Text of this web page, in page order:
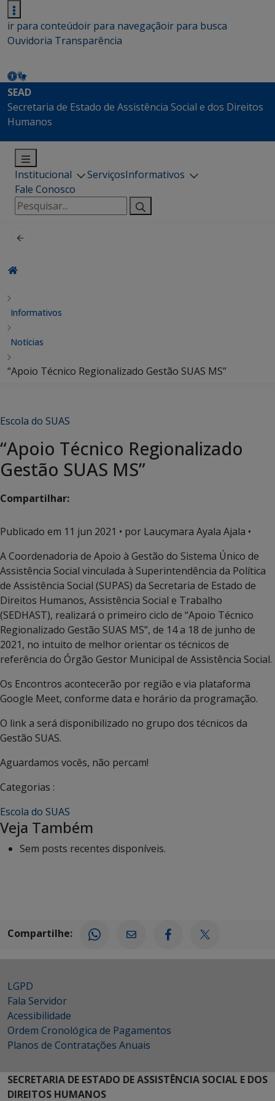
ir para conteúdoir para navegaçãoir para busca
Ouvidoria Transparência
SEAD
Secretaria de Estado de Assistência Social e dos Direitos
Humanos
Institucional ServiçosInformativos
Fale Conosco
Pesquisar
por:
Informativos
Notícias
“Apoio Técnico Regionalizado Gestão SUAS MS”
Escola do SUAS
“Apoio Técnico Regionalizado
Gestão SUAS MS”
Compartilhar:
Publicado em 11 jun 2021 • por Laucymara Ayala Ajala •
A Coordenadoria de Apoio à Gestão do Sistema Único de
Assistência Social vinculada à Superintendência da Política
de Assistência Social (SUPAS) da Secretaria de Estado de
Direitos Humanos, Assistência Social e Trabalho
(SEDHAST), realizará o primeiro ciclo de “Apoio Técnico
Regionalizado Gestão SUAS MS”, de 14 a 18 de junho de
2021, no intuito de melhor orientar os técnicos de
referência do Órgão Gestor Municipal de Assistência Social.
Os Encontros acontecerão por região e via plataforma
Google Meet, conforme data e horário da programação.
O link a será disponibilizado no grupo dos técnicos da
Gestão SUAS.
Aguardamos vocês, não percam!
Categorias :
Escola do SUAS
Veja Também
Sem posts recentes disponíveis.
Compartilhe:
LGPD
Fala Servidor
Acessibilidade
Ordem Cronológica de Pagamentos
Planos de Contratações Anuais
SECRETARIA DE ESTADO DE ASSISTÊNCIA SOCIAL E DOS
DIREITOS HUMANOS